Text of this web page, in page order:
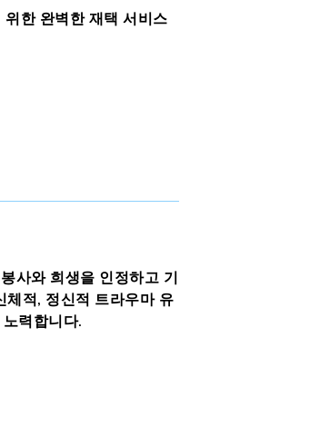
한 완벽한 재택 서비스
사와 희생을 인정하고 기
체적, 정신적 트라우마 유
력합니다.